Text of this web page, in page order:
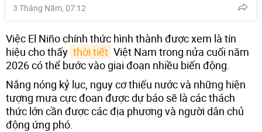
3 Tháng Năm, 07:12
Việc El Niño chính thức hình thành được xem là tín
hiệu cho thấy thời tiết Việt Nam trong nửa cuối năm
2026 có thể bước vào giai đoạn nhiều biến động.
Nắng nóng kỷ lục, nguy cơ thiếu nước và những hiện
tượng mưa cực đoan được dự báo sẽ là các thách
thức lớn cần được các địa phương và người dân chủ
động ứng phó.